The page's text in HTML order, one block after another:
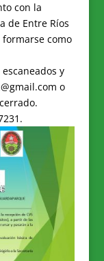
con la
de Entre Ríos
como
y
o